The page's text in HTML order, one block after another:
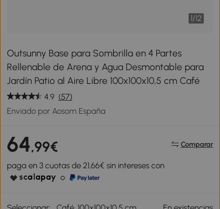
1/12
Outsunny Base para Sombrilla en 4 Partes
Rellenable de Arena y Agua Desmontable para
Jardín Patio al Aire Libre 100x100x10,5 cm Café
4.9 (57)
Enviado por Aosom España
64,99€ Comparar
paga en 3 cuotas de 21,66€ sin intereses con
o